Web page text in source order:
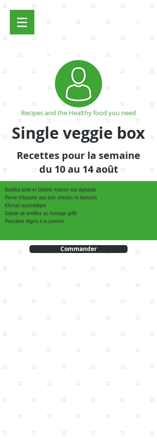
Se
Recipes and the Healthy food you need
Single veggie box
Recettes pour la semaine
du 10 au 14 août
Buddha bowl et falafels maison aux épinards
Penne d'épautre aux pois chiches et épinards
Kitchari ayurvédique
Salade de lentilles au fromage grillé
Pancakes légers à la pomme
Commander